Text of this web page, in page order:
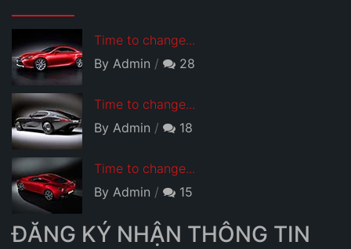
Time to change...
By Admin
28
Time to change...
By Admin
18
Time to change...
By Admin
15
ĐĂNG KÝ NHẬN THÔNG TIN